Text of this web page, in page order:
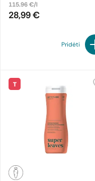
115.96 €/l
28,99 €
Pridėti
T